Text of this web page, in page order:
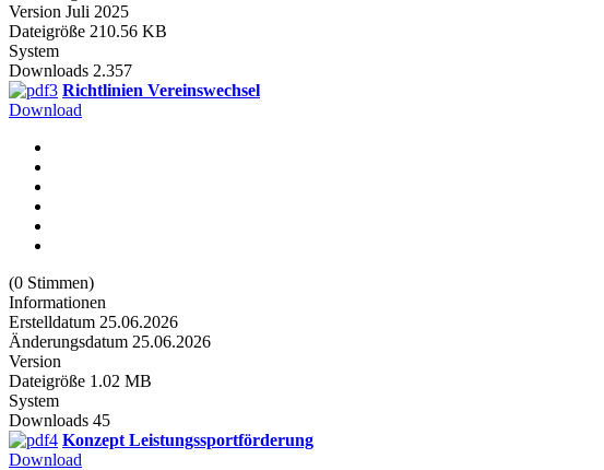
Version Juli 2025
Dateigröße 210.56 KB
System
Downloads 2.357
Richtlinien Vereinswechsel
Download
(0 Stimmen)
Informationen
Erstelldatum 25.06.2026
Änderungsdatum 25.06.2026
Version
Dateigröße 1.02 MB
System
Downloads 45
Konzept Leistungssportförderung
Download